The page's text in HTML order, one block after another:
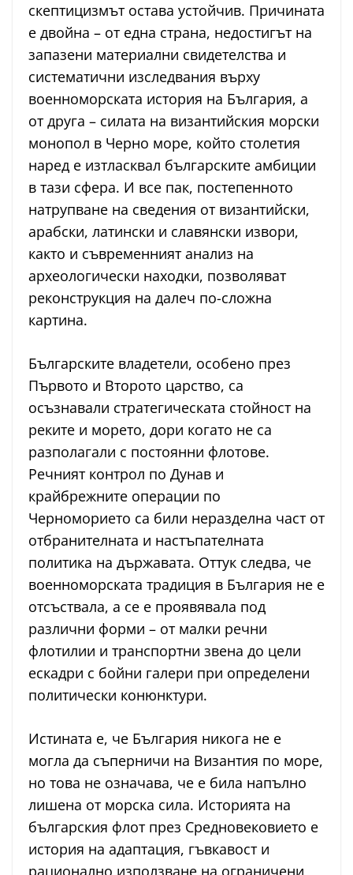
скептицизмът остава устойчив. Причината
е двойна – от една страна, недостигът на
запазени материални свидетелства и
систематични изследвания върху
военноморската история на България, а
от друга – силата на византийския морски
монопол в Черно море, който столетия
наред е изтласквал българските амбиции
в тази сфера. И все пак, постепенното
натрупване на сведения от византийски,
арабски, латински и славянски извори,
както и съвременният анализ на
археологически находки, позволяват
реконструкция на далеч по-сложна
картина.
Българските владетели, особено през
Първото и Второто царство, са
осъзнавали стратегическата стойност на
реките и морето, дори когато не са
разполагали с постоянни флотове.
Речният контрол по Дунав и
крайбрежните операции по
Черноморието са били неразделна част от
отбранителната и настъпателната
политика на държавата. Оттук следва, че
военноморската традиция в България не е
отсъствала, а се е проявявала под
различни форми – от малки речни
флотилии и транспортни звена до цели
ескадри с бойни галери при определени
политически конюнктури.
Истината е, че България никога не е
могла да съперничи на Византия по море,
но това не означава, че е била напълно
лишена от морска сила. Историята на
българския флот през Средновековието е
история на адаптация, гъвкавост и